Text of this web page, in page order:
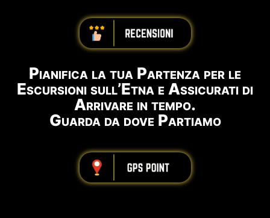
abbbbbbbbbb
Pianifica la tua Partenza per le
Escursioni sull’Etna e Assicurati di
Arrivare in tempo.
Guarda da dove Partiamo
abbbbbbbbbb